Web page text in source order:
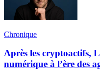
Chronique
Après les cryptoactifs,
numérique à l’ère des